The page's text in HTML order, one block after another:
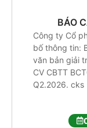
BÁO
Công ty Cổ
bố thông tin:
văn bản giải
CV CBTT
Q2.2026. cks